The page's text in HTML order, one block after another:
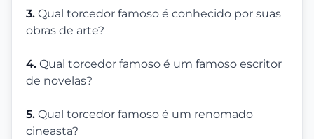
3. Qual torcedor famoso é conhecido por suas
obras de arte?
4. Qual torcedor famoso é um famoso escritor
de novelas?
5. Qual torcedor famoso é um renomado
cineasta?